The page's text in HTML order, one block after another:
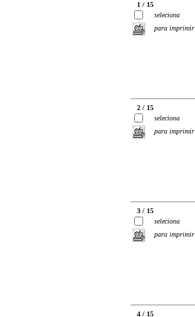
1 / 15
seleciona
para imprimir
2 / 15
seleciona
para imprimir
3 / 15
seleciona
para imprimir
4 / 15